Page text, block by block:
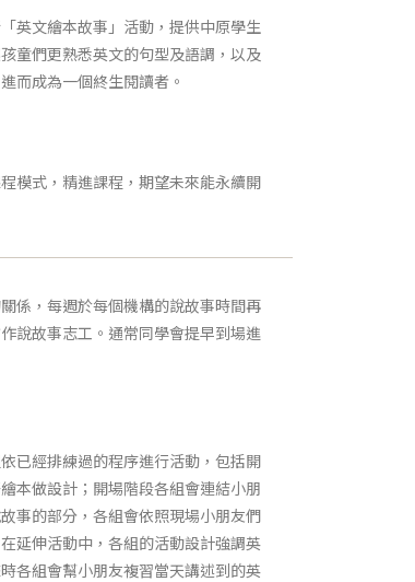
英文繪本故事」活動，提供中原學生
童們更熟悉英文的句型及語調，以及
而成為一個終生閱讀者。
模式，精進課程，期望未來能永續開
係，每週於每個機構的說故事時間再
說故事志工。通常同學會提早到場進
已經排練過的程序進行活動，包括開
本做設計；開場階段各組會連結小朋
事的部分，各組會依照現場小朋友們
延伸活動中，各組的活動設計強調英
各組會幫小朋友複習當天講述到的英